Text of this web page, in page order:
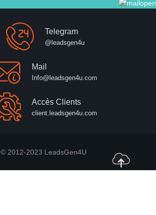
Telegram
@leadsgen4u
Mail
Info@leadsgen4u.com
Accès Clients
client.leadsgen4u.com
© 2012-2023 LeadsGen4U